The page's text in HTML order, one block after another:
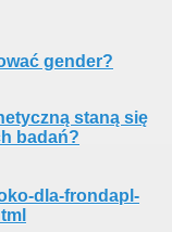
gender?
staną się
badań?
dla-frondapl-